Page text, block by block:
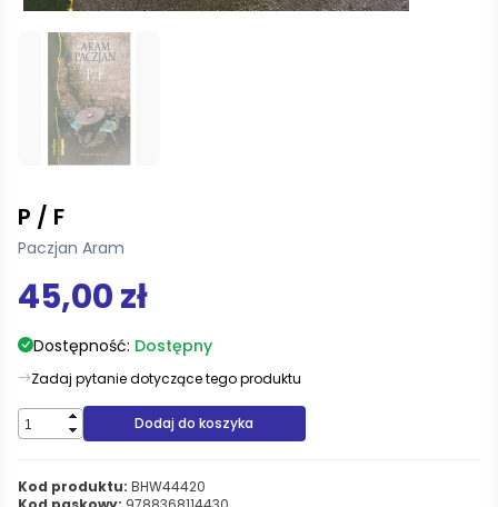
P / F
Paczjan Aram
45,00 zł
Dostępność: Dostępny
Zadaj pytanie dotyczące tego produktu
Dodaj do koszyka
Kod produktu: BHW44420